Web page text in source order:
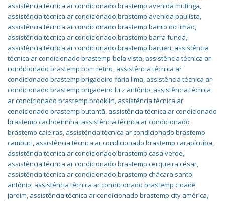
assistência técnica ar condicionado brastemp avenida mutinga,
assistência técnica ar condicionado brastemp avenida paulista,
assistência técnica ar condicionado brastemp bairro do limão,
assistência técnica ar condicionado brastemp barra funda,
assistência técnica ar condicionado brastemp barueri, assistência
técnica ar condicionado brastemp bela vista, assistência técnica ar
condicionado brastemp bom retiro, assistência técnica ar
condicionado brastemp brigadeiro faria lima, assistência técnica ar
condicionado brastemp brigadeiro luiz antônio, assistência técnica
ar condicionado brastemp brooklin, assistência técnica ar
condicionado brastemp butantã, assistência técnica ar condicionado
brastemp cachoeirinha, assistência técnica ar condicionado
brastemp caieiras, assistência técnica ar condicionado brastemp
cambuci, assistência técnica ar condicionado brastemp carapícuíba,
assistência técnica ar condicionado brastemp casa verde,
assistência técnica ar condicionado brastemp cerqueira césar,
assistência técnica ar condicionado brastemp chácara santo
antônio, assistência técnica ar condicionado brastemp cidade
jardim, assistência técnica ar condicionado brastemp city américa,